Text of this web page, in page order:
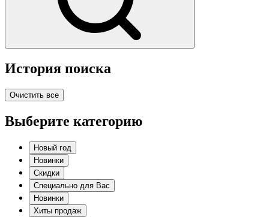
История поиска
Очистить все
Выберите категорию
Новый год
Новинки
Скидки
Специально для Вас
Новинки
Хиты продаж